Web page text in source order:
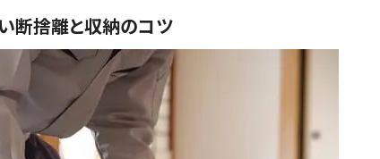
断捨離と収納のコツ